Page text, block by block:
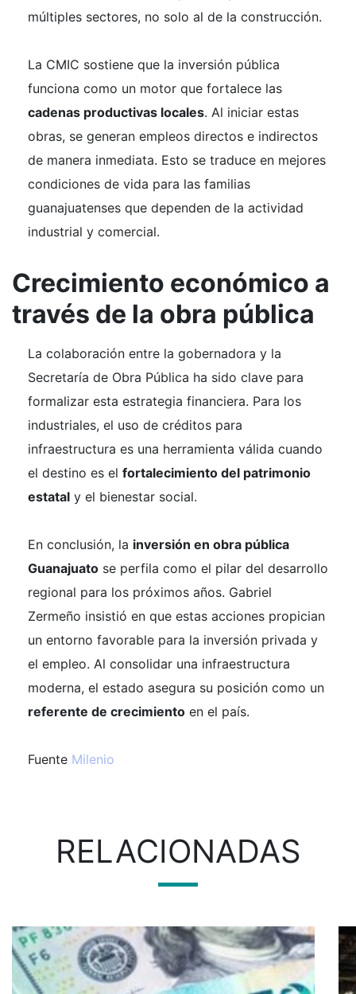
múltiples sectores, no solo al de la construcción.
La CMIC sostiene que la inversión pública
funciona como un motor que fortalece las
cadenas productivas locales. Al iniciar estas
obras, se generan empleos directos e indirectos
de manera inmediata. Esto se traduce en mejores
condiciones de vida para las familias
guanajuatenses que dependen de la actividad
industrial y comercial.
Crecimiento económico a
través de la obra pública
La colaboración entre la gobernadora y la
Secretaría de Obra Pública ha sido clave para
formalizar esta estrategia financiera. Para los
industriales, el uso de créditos para
infraestructura es una herramienta válida cuando
el destino es el fortalecimiento del patrimonio
estatal y el bienestar social.
En conclusión, la inversión en obra pública
Guanajuato se perfila como el pilar del desarrollo
regional para los próximos años. Gabriel
Zermeño insistió en que estas acciones propician
un entorno favorable para la inversión privada y
el empleo. Al consolidar una infraestructura
moderna, el estado asegura su posición como un
referente de crecimiento en el país.
Fuente Milenio
RELACIONADAS